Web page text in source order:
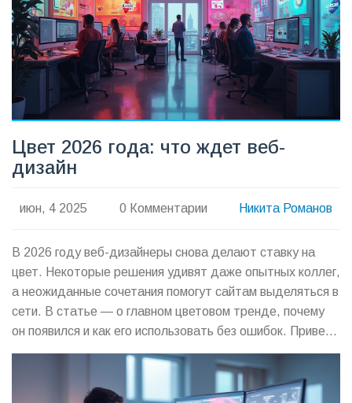
Цвет 2026 года: что ждет веб-
дизайн
июн, 4 2025 0 Комментарии Никита Романов
В 2026 году веб-дизайнеры снова делают ставку на
цвет. Некоторые решения удивят даже опытных коллег,
а неожиданные сочетания помогут сайтам выделяться в
сети. В статье — о главном цветовом тренде, почему
он появился и как его использовать без ошибок. Привел
необычные советы и практические примеры для
начинающих и профи. Дал прогнозы на основе свежих
мировых трендов.